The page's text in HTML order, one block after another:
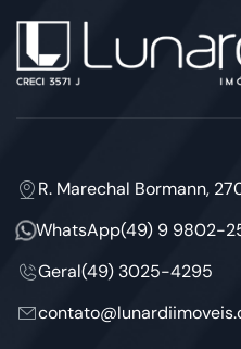
R. Marechal Bormann,
WhatsApp(49) 9 9802-
Geral(49) 3025-4295